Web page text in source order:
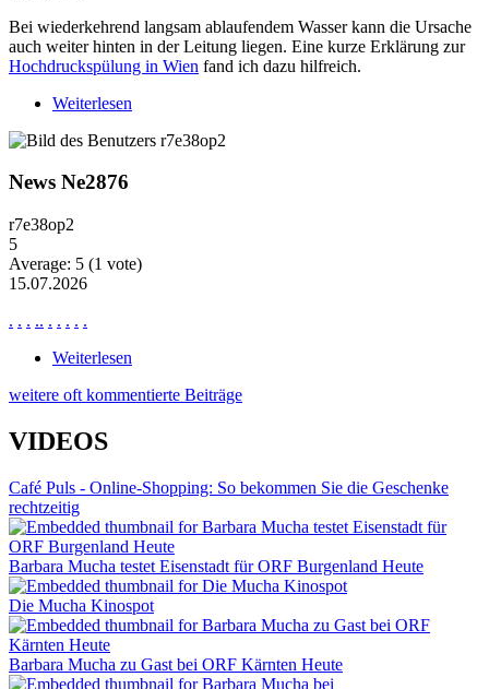
Bei wiederkehrend langsam ablaufendem Wasser kann die Ursache
auch weiter hinten in der Leitung liegen. Eine kurze Erklärung zur
Hochdruckspülung in Wien fand ich dazu hilfreich.
Weiterlesen
News Ne2876
r7e38op2
5
Average: 5 (1 vote)
15.07.2026
. . . .. . . . . .
Weiterlesen
weitere oft kommentierte Beiträge
VIDEOS
Café Puls - Online-Shopping: So bekommen Sie die Geschenke
rechtzeitig
Barbara Mucha testet Eisenstadt für ORF Burgenland Heute
Die Mucha Kinospot
Barbara Mucha zu Gast bei ORF Kärnten Heute